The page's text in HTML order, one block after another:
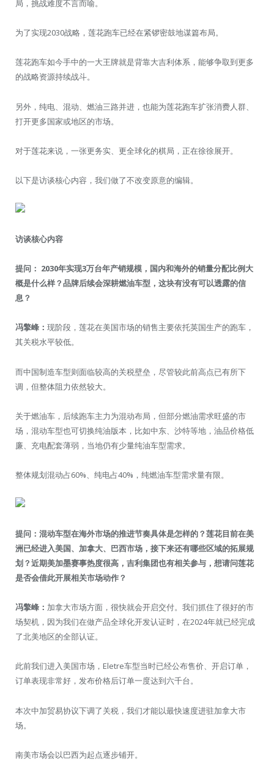
局，挑战难度不言而喻。
为了实现2030战略，莲花跑车已经在紧锣密鼓地谋篇布局。
莲花跑车如今手中的一大王牌就是背靠大吉利体系，能够争取到更多
的战略资源持续战斗。
另外，纯电、混动、燃油三路并进，也能为莲花跑车扩张消费人群、
打开更多国家或地区的市场。
对于莲花来说，一张更务实、更全球化的棋局，正在徐徐展开。
以下是访谈核心内容，我们做了不改变原意的编辑。
访谈核心内容
提问： 2030年实现3万台年产销规模，国内和海外的销量分配比例大
概是什么样？品牌后续会深耕燃油车型，这块有没有可以透露的信
息？
冯擎峰： 现阶段，莲花在美国市场的销售主要依托英国生产的跑车，
其关税水平较低。
而中国制造车型则面临较高的关税壁垒，尽管较此前高点已有所下
调，但整体阻力依然较大。
关于燃油车，后续跑车主力为混动布局，但部分燃油需求旺盛的市
场，混动车型也可切换纯油版本，比如中东、沙特等地，油品价格低
廉、充电配套薄弱，当地仍有少量纯油车型需求。
整体规划混动占60%、纯电占40%，纯燃油车型需求量有限。
提问：混动车型在海外市场的推进节奏具体是怎样的？莲花目前在美
洲已经进入美国、加拿大、巴西市场，接下来还有哪些区域的拓展规
划？近期美加墨赛事热度很高，吉利集团也有相关参与，想请问莲花
是否会借此开展相关市场动作？
冯擎峰： 加拿大市场方面，很快就会开启交付。我们抓住了很好的市
场契机，因为我们在做产品全球化开发认证时，在2024年就已经完成
了北美地区的全部认证。
此前我们进入美国市场，Eletre车型当时已经公布售价、开启订单，
订单表现非常好，发布价格后订单一度达到六千台。
本次中加贸易协议下调了关税，我们才能以最快速度进驻加拿大市
场。
南美市场会以巴西为起点逐步铺开。